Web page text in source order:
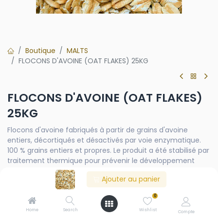
Ajouter au panier
Home Search
0
Wishlist Compte
Boutique
MALTS
FLOCONS D'AVOINE (OAT FLAKES) 25KG
FLOCONS D'AVOINE (OAT FLAKES)
25KG
Flocons d'avoine fabriqués à partir de grains d'avoine
entiers, décortiqués et désactivés par voie enzymatique.
100 % grains entiers et propres. Le produit a été stabilisé par
traitement thermique pour prévenir le développement
d'enzymes responsables du rancissement. Grains de
couleur blanche avec des nuances de brun clair ou
d'acajou. Forme irrégulière, surface lisse et dimensions
homogènes. Goût et arôme distinctifs de l'avoine grillée,
sans odeurs ni saveurs étrangères. Contient du gluten.